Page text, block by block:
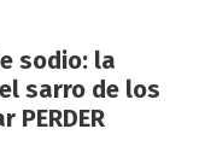
sodio: la
sarro de los